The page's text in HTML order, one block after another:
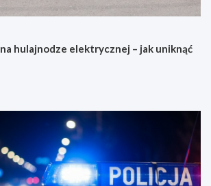
hulajnodze elektrycznej – jak uniknąć